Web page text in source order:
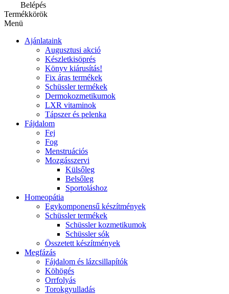
Belépés
Termékkörök
Menü
Ajánlataink
Augusztusi akció
Készletkisöprés
Könyv kiárusítás!
Fix áras termékek
Schüssler termékek
Dermokozmetikumok
LXR vitaminok
Tápszer és pelenka
Fájdalom
Fej
Fog
Menstruációs
Mozgásszervi
Külsőleg
Belsőleg
Sportoláshoz
Homeopátia
Egykomponensű készítmények
Schüssler termékek
Schüssler kozmetikumok
Schüssler sók
Összetett készítmények
Megfázás
Fájdalom és lázcsillapítók
Köhögés
Orrfolyás
Torokgyulladás